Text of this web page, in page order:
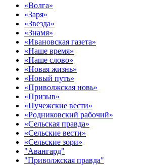
«Волга»
«Заря»
«Звезда»
«Знамя»
«Ивановская газета»
«Наше время»
«Наше слово»
«Новая жизнь»
«Новый путь»
«Приволжская новь»
«Призыв»
«Пучежские вести»
«Родниковский рабочий»
«Сельская правда»
«Сельские вести»
«Сельские зори»
"Авангард"
"Приволжская правда"